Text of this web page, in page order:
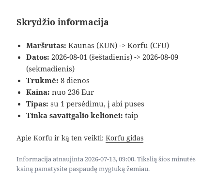
Skrydžio informacija
Maršrutas: Kaunas (KUN) -> Korfu (CFU)
Datos: 2026-08-01 (šeštadienis) -> 2026-08-09
(sekmadienis)
Trukmė: 8 dienos
Kaina: nuo 236 Eur
Tipas: su 1 persėdimu, į abi puses
Tinka savaitgalio kelionei: taip
Apie Korfu ir ką ten veikti:Korfu gidas
Informacija atnaujinta 2026-07-13, 09:00. Tikslią šios minutės
kainą pamatysite paspaudę mygtuką žemiau.